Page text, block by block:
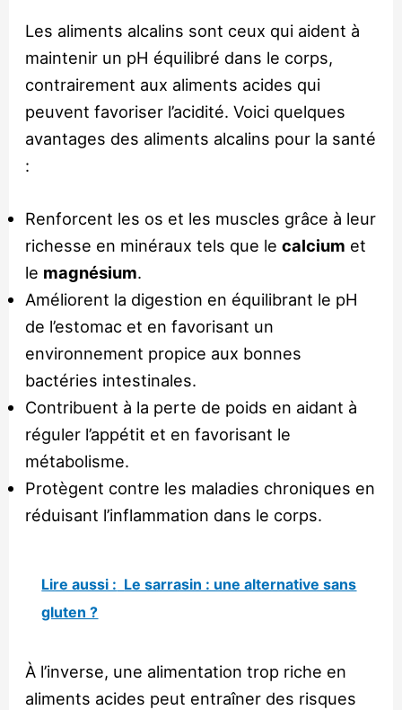
Les aliments alcalins sont ceux qui aident à
maintenir un pH équilibré dans le corps,
contrairement aux aliments acides qui
peuvent favoriser l’acidité. Voici quelques
avantages des aliments alcalins pour la santé
:
Renforcent les os et les muscles grâce à leur
richesse en minéraux tels que lecalcium et
le magnésium.
Améliorent la digestion en équilibrant le pH
de l’estomac et en favorisant un
environnement propice aux bonnes
bactéries intestinales.
Contribuent à la perte de poids en aidant à
réguler l’appétit et en favorisant le
métabolisme.
Protègent contre les maladies chroniques en
réduisant l’inflammation dans le corps.
Lire aussi : Le sarrasin : une alternative sans
gluten ?
À l’inverse, une alimentation trop riche en
aliments acides peut entraîner des risques